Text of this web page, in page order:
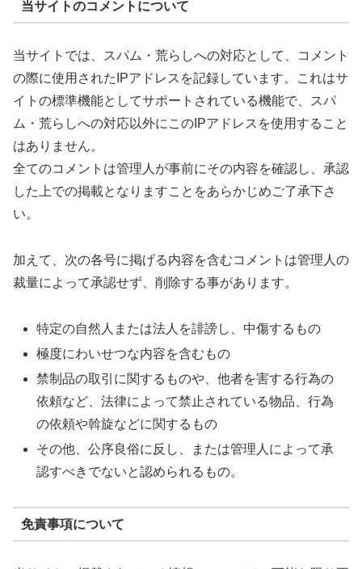
当サイトのコメントについて
当サイトでは、スパム・荒らしへの対応として、コメント
の際に使用されたIPアドレスを記録しています。これはサ
イトの標準機能としてサポートされている機能で、スパ
ム・荒らしへの対応以外にこのIPアドレスを使用すること
はありません。
全てのコメントは管理人が事前にその内容を確認し、承認
した上での掲載となりますことをあらかじめご了承下さ
い。
加えて、次の各号に掲げる内容を含むコメントは管理人の
裁量によって承認せず、削除する事があります。
特定の自然人または法人を誹謗し、中傷するもの
極度にわいせつな内容を含むもの
禁制品の取引に関するものや、他者を害する行為の
依頼など、法律によって禁止されている物品、行為
の依頼や斡旋などに関するもの
その他、公序良俗に反し、または管理人によって承
認すべきでないと認められるもの。
免責事項について